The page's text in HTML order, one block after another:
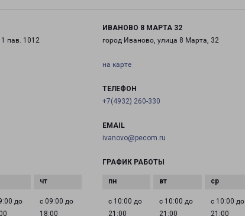
пав. 1012
до
с 09:00 до
18:00
ИВАНОВО 8 МАРТА 32
город Иваново, улица 8 Марта, 32
на карте
ТЕЛЕФОН
+7(4932) 260-330
EMAIL
ivanovo@pecom.ru
ГРАФИК РАБОТЫ
с 10:00 до
21:00
с 10:00 до
21:00
с 10:00 до
21:00